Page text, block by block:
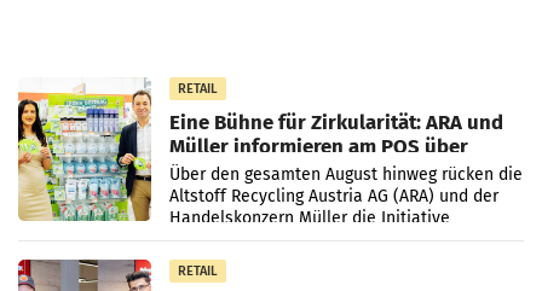
RETAIL
Eine Bühne für Zirkularität: ARA und
Müller informieren am POS über
Kreislauffähigkeit
Über den gesamten August hinweg rücken die
Altstoff Recycling Austria AG (ARA) und der
Handelskonzern Müller die Initiative
„Kreislauf-Helden“ in allen österreichischen
Müller-Filialen
RETAIL